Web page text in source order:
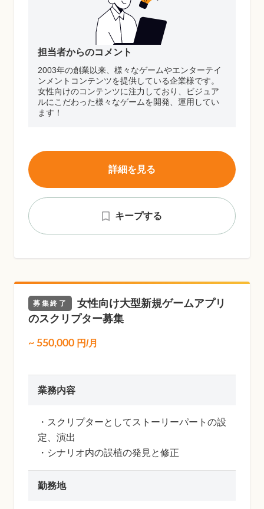
担当者からのコメント
2003年の創業以来、様々なゲームやエンターテイ
ンメントコンテンツを提供している企業様です。
女性向けのコンテンツに注力しており、ビジュア
ルにこだわった様々なゲームを開発、運用してい
ます！
キープする
詳細を見る
募集終了
女性向け大型新規ゲームアプリ
のスクリプター募集
~ 550,000 円/月
業務内容
・スクリプターとしてストーリーパートの設
定、演出
・シナリオ内の誤植の発見と修正
勤務地